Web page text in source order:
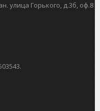
улица Горького, д.3б, оф.8